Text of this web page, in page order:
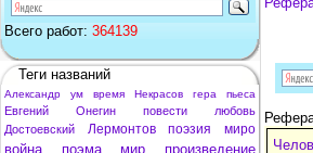
Всего работ: 364139
Теги названий
Александр ум время Некрасов гера пьеса
Евгений Онегин повести
любовь
Достоевский
Лермонтов поэзия миро
война поэма мир
произведение